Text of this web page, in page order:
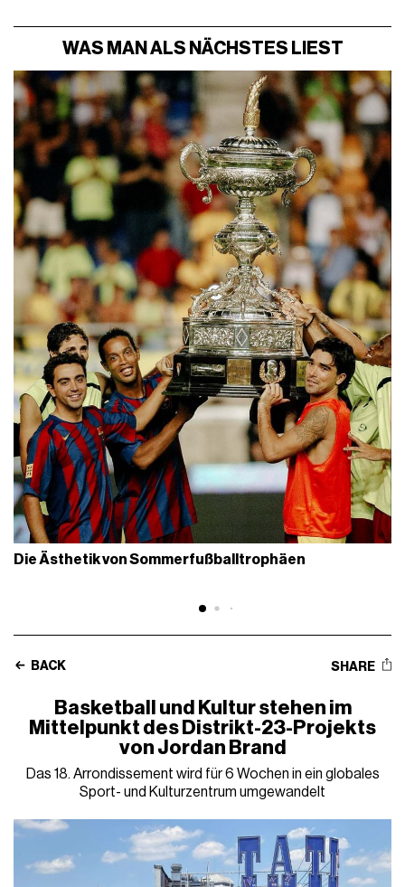
WAS MAN ALS NÄCHSTES LIEST
Die Ästhetik von Sommerfußballtrophäen
BACK SHARE
Basketball und Kultur stehen im
Mittelpunkt des Distrikt-23-Projekts
von Jordan Brand
Das 18. Arrondissement wird für 6 Wochen in ein globales
Sport- und Kulturzentrum umgewandelt